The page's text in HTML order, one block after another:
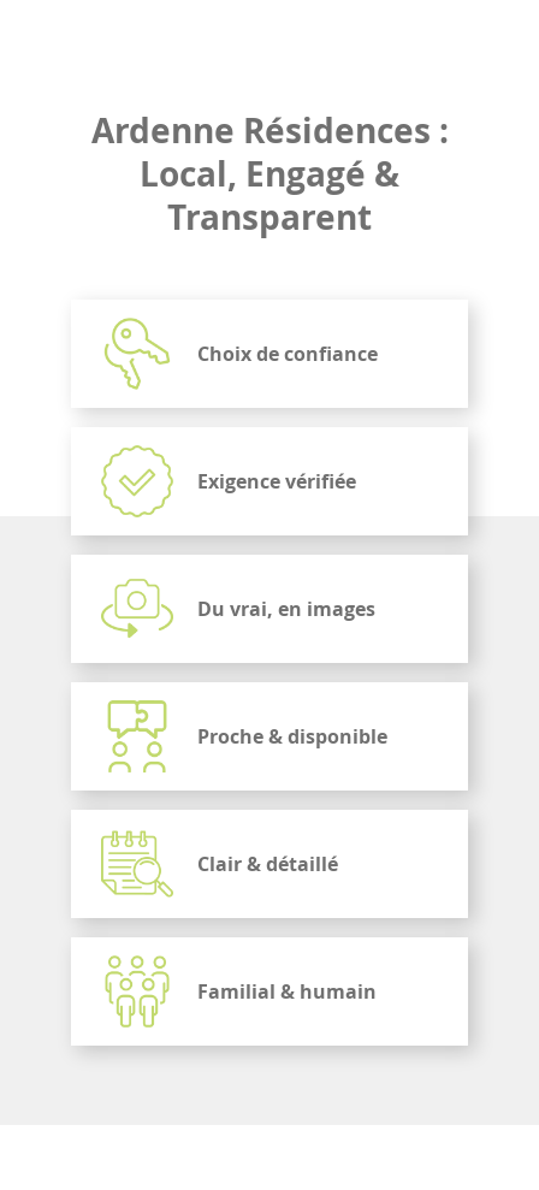
Ardenne Résidences :
Local, Engagé &
Transparent
Choix de confiance
Exigence vérifiée
Du vrai, en images
Proche & disponible
Clair & détaillé
Familial & humain